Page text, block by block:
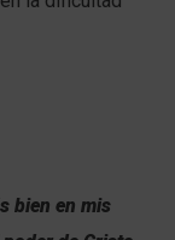
bien en mis